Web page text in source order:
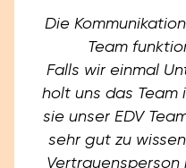
Die
Team
Falls wir einmal
holt uns das Team
sie unser EDV
sehr gut zu